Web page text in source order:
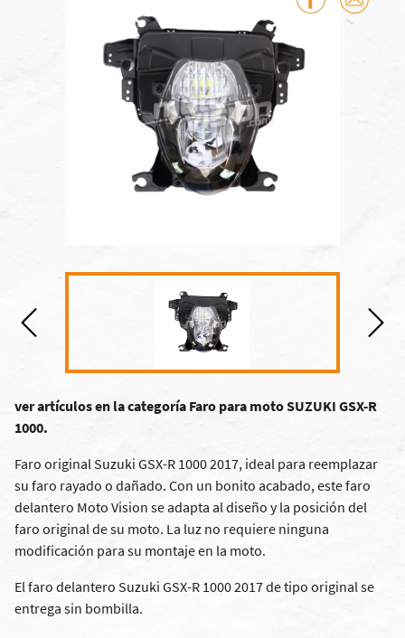
ver artículos en la categoría Faro para moto SUZUKI GSX-R
1000.
Faro original Suzuki GSX-R 1000 2017, ideal para reemplazar
su faro rayado o dañado. Con un bonito acabado, este faro
delantero Moto Vision se adapta al diseño y la posición del
faro original de su moto. La luz no requiere ninguna
modificación para su montaje en la moto.
El faro delantero Suzuki GSX-R 1000 2017 de tipo original se
entrega sin bombilla.